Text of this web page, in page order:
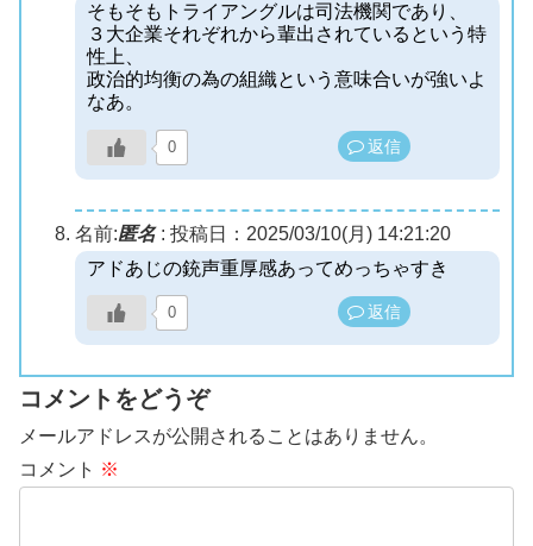
そもそもトライアングルは司法機関であり、
３大企業それぞれから輩出されているという特
性上、
政治的均衡の為の組織という意味合いが強いよ
なあ。
0 返信
名前:匿名: 投稿日：2025/03/10(月) 14:21:20
アドあじの銃声重厚感あってめっちゃすき
0 返信
コメントをどうぞ
メールアドレスが公開されることはありません。
コメント ※